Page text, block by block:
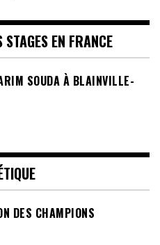
EN FRANCE
SOUDA À BLAINVILLE-
DES CHAMPIONS